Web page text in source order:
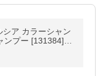
ア カラーシャン
ンプー [131384]